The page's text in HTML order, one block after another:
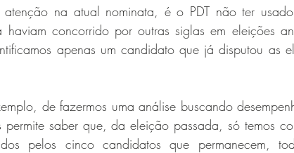
na atual nominata, é o PDT não ter
concorrido por outras siglas em eleições
apenas um candidato que já disputou as
de fazermos uma análise buscando
saber que, da eleição passada, só temos
pelos cinco candidatos que permanecem,